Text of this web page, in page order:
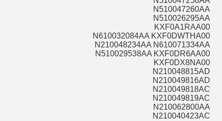
N510047260AA
N510026295AA
KXF0A1RAA00
N610032084AA KXF0DWTHA00
N210048234AA N610071334AA
N510029538AA KXF0DR6AA00
KXF0DX8NA00
N210048815AD
N210049816AD
N210049818AC
N210049819AC
N210062800AA
N210040423AC